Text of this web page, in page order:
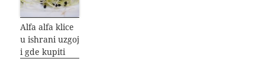
Alfa alfa klice
u ishrani uzgoj
i gde kupiti